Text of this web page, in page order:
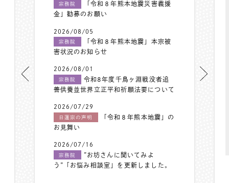
宗務院
「令和８年熊本地震災害義援
金」勧募のお願い
2026/08/05
宗務院
「令和８年熊本地震」本宗被
害状況のお知らせ
2026/08/01
宗務院
令和8年度千鳥ヶ淵戦没者追
善供養並世界立正平和祈願法要について
2026/07/29
日蓮宗の声明
「令和８年熊本地震」の
お見舞い
2026/07/16
宗務院
”お坊さんに聞いてみよ
う”「お悩み相談室」を更新しました。